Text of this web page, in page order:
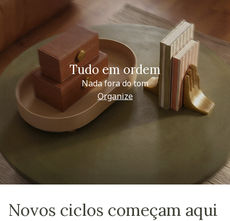
Tudo em ordem
Nada fora do tom
Organize
Novos ciclos começam aqui